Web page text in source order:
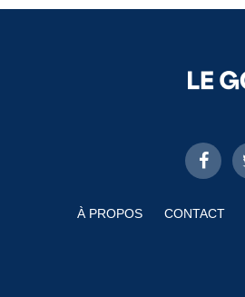
À PROPOS CONTACT